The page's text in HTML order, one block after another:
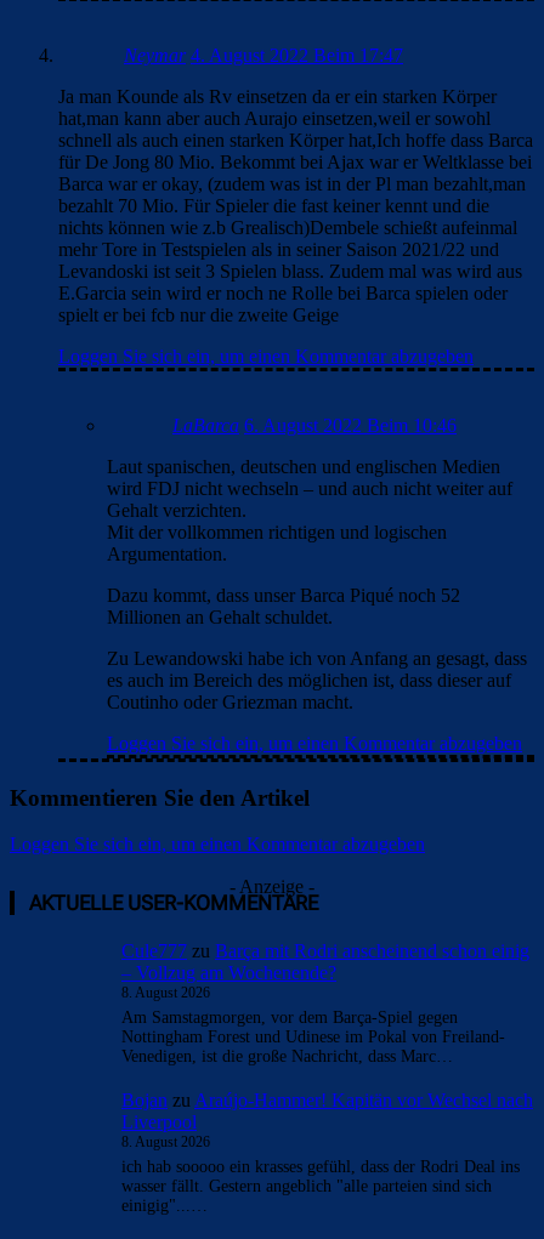
Neymar 4. August 2022 Beim 17:47
Ja man Kounde als Rv einsetzen da er ein starken Körper
hat,man kann aber auch Aurajo einsetzen,weil er sowohl
schnell als auch einen starken Körper hat,Ich hoffe dass Barca
für De Jong 80 Mio. Bekommt bei Ajax war er Weltklasse bei
Barca war er okay, (zudem was ist in der Pl man bezahlt,man
bezahlt 70 Mio. Für Spieler die fast keiner kennt und die
nichts können wie z.b Grealisch)Dembele schießt aufeinmal
mehr Tore in Testspielen als in seiner Saison 2021/22 und
Levandoski ist seit 3 Spielen blass. Zudem mal was wird aus
E.Garcia sein wird er noch ne Rolle bei Barca spielen oder
spielt er bei fcb nur die zweite Geige
Loggen Sie sich ein, um einen Kommentar abzugeben
LaBarca 6. August 2022 Beim 10:46
Laut spanischen, deutschen und englischen Medien
wird FDJ nicht wechseln – und auch nicht weiter auf
Gehalt verzichten.
Mit der vollkommen richtigen und logischen
Argumentation.
Dazu kommt, dass unser Barca Piqué noch 52
Millionen an Gehalt schuldet.
Zu Lewandowski habe ich von Anfang an gesagt, dass
es auch im Bereich des möglichen ist, dass dieser auf
Coutinho oder Griezman macht.
Loggen Sie sich ein, um einen Kommentar abzugeben
Kommentieren Sie den Artikel
Loggen Sie sich ein, um einen Kommentar abzugeben
- Anzeige -
AKTUELLE USER-KOMMENTARE
Cule777 zu Barça mit Rodri anscheinend schon einig
– Vollzug am Wochenende?
8. August 2026
Am Samstagmorgen, vor dem Barça-Spiel gegen
Nottingham Forest und Udinese im Pokal von Freiland-
Venedigen, ist die große Nachricht, dass Marc…
Bojan zuAraújo-Hammer! Kapitän vor Wechsel nach
Liverpool
8. August 2026
ich hab sooooo ein krasses gefühl, dass der Rodri Deal ins
wasser fällt. Gestern angeblich "alle parteien sind sich
einigig"...…